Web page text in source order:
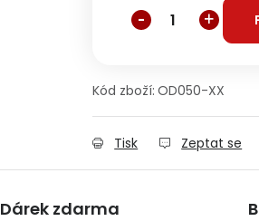
Kód zboží: OD050-XX
Tisk Zeptat se
Dárek zdarma